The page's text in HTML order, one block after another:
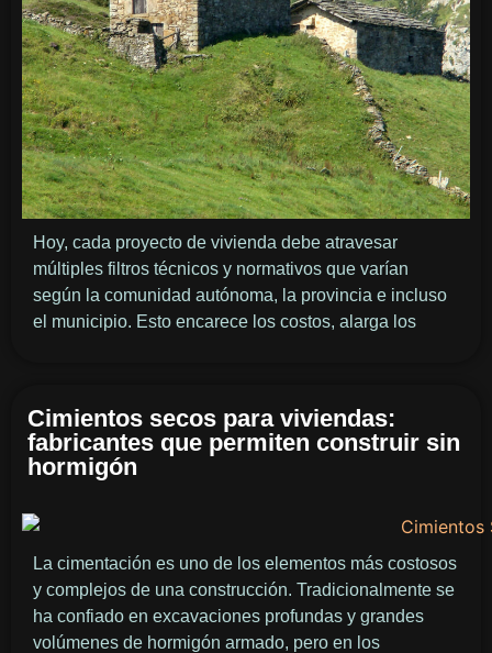
Hoy, cada proyecto de vivienda debe atravesar
múltiples filtros técnicos y normativos que varían
según la comunidad autónoma, la provincia e incluso
el municipio. Esto encarece los costos, alarga los
Cimientos secos para viviendas:
fabricantes que permiten construir sin
hormigón
La cimentación es uno de los elementos más costosos
y complejos de una construcción. Tradicionalmente se
ha confiado en excavaciones profundas y grandes
volúmenes de hormigón armado, pero en los